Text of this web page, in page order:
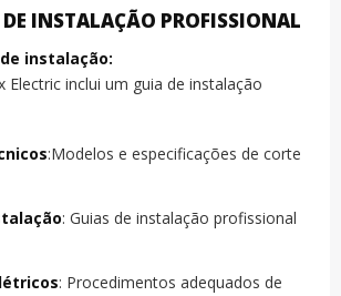
DE INSTALAÇÃO PROFISSIONAL
instalação:
Electric inclui um guia de instalação
:Modelos e especificações de corte
: Guias de instalação profissional
: Procedimentos adequados de